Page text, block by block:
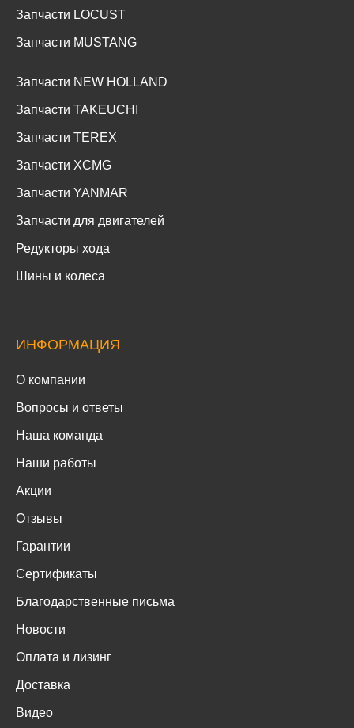
Запчасти LOCUST
Запчасти MUSTANG
Запчасти NEW HOLLAND
Запчасти TAKEUCHI
Запчасти TEREX
Запчасти XCMG
Запчасти YANMAR
Запчасти для двигателей
Редукторы хода
Шины и колеса
ИНФОРМАЦИЯ
О компании
Вопросы и ответы
Наша команда
Наши работы
Акции
Отзывы
Гарантии
Сертификаты
Благодарственные письма
Новости
Оплата и лизинг
Доставка
Видео